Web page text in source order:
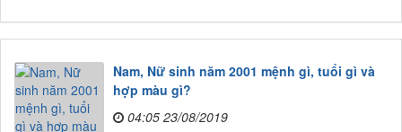
Nam, Nữ sinh năm 2001 mệnh gì, tuổi gì và
hợp màu gì?
04:05 23/08/2019